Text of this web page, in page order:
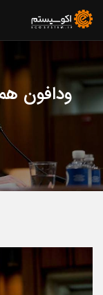
ودافون